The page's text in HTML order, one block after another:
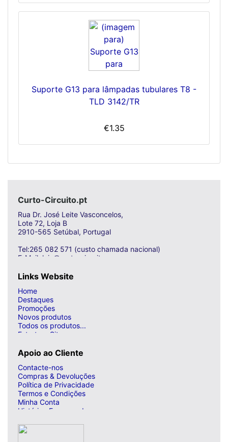
Suporte G13 para lâmpadas tubulares T8 -
TLD 3142/TR
€1.35
Curto-Circuito.pt
Rua Dr. José Leite Vasconcelos,
Lote 72, Loja B
2910-565 Setúbal, Portugal
Tel:265 082 571 (custo chamada nacional)
E-Mail: loja@curto-circuito.com
Links Website
Home
Destaques
Promoções
Novos produtos
Todos os produtos...
Estrutura Site
Apoio ao Cliente
Contacte-nos
Compras & Devoluções
Política de Privacidade
Termos e Condições
Minha Conta
Histórico Encomendas